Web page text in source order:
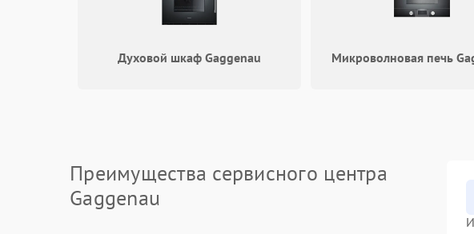
Духовой шкаф Gaggenau Микроволновая печь
Преимущества сервисного центра
Gaggenau